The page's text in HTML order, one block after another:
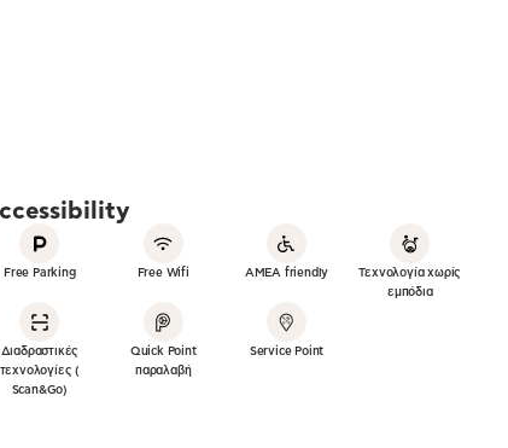
Free Parking Free Wifi ΑΜΕΑ friendly
Τεχνολογία χωρίς
εμπόδια
Διαδραστικές
τεχνολογίες (
Scan&Go)
Quick Point
παραλαβή
Service Point